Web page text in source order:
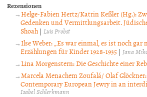
Rezensionen
Helge-Fabien Hertz/Katrin Keßler (Hg.):
Gedenken und Vermittlungsarbeit.
Shoah | Luis Probst
Ilse Weber: „Es war einmal, es ist noch gar
Erzählungen für Kinder 1928-1935 | Jana
Lina Morgenstern: Die Geschichte einer
Marcela Menachem Zoufalá/ Olaf
Contemporary European Jewry in an
Isabel Schlerkmann